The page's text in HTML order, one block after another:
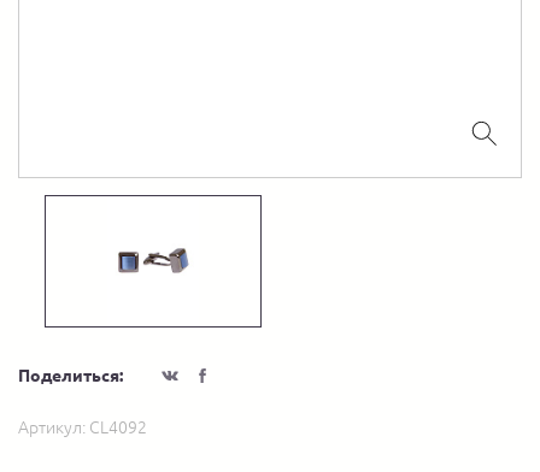
Поделиться:
Артикул: CL4092